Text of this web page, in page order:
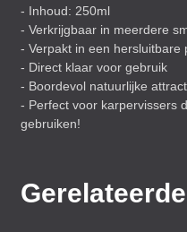
- Inhoud: 250ml
- Verkrijgbaar in meerdere
- Verpakt in een hersluitbare
- Direct klaar voor gebruik
- Boordevol natuurlijke
- Perfect voor karpervissers
gebruiken!